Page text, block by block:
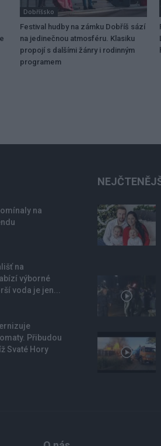
Dobříšsko
Festival hudby na zámku Dobříš sází
na jedinečnou atmosféru. Klasiku
propojí s dalšími žánry i rodinným
programem
na
na
výborné
voda je jen...
Přibudou
Svaté Hory